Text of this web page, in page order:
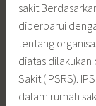
diperbarui
tentang
diatas dilakukan
Sakit (IPSRS).
dalam rumah